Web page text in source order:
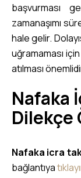
başvurması
zamanaşımı
hale gelir.
uğramaması
atılması
Nafaka
Dilekçe
Nafaka icra
bağlantıya